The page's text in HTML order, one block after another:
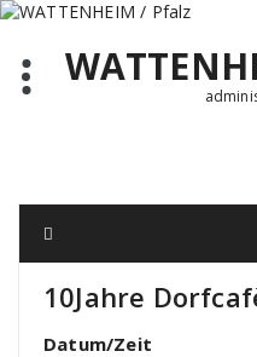
Zum
springen
10Jahre
Datum/Zeit